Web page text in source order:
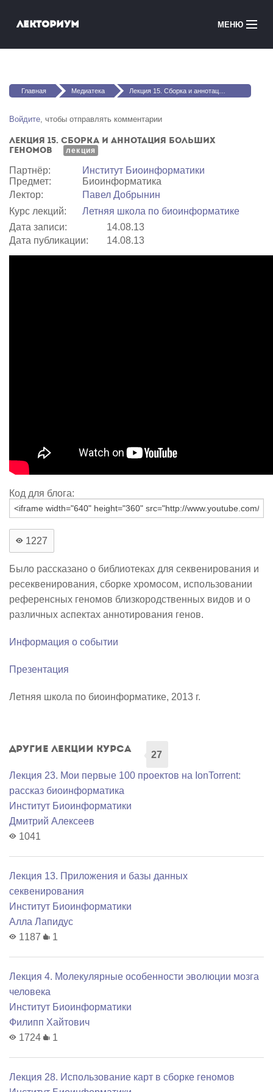
Лекториум МЕНЮ
Медиатека
Courses in English
Войти
Вы здесь
Главная Медиатека Лекция 15. Сборка и аннотация больших геномов
Войдите, чтобы отправлять комментарии
Лекция 15. Сборка и аннотация больших
геномов
лекция
Партнёр:
Институт Биоинформатики
Предмет:
Биоинформатика
Лектор:
Павел Добрынин
Курс лекций:
Летняя школа по биоинформатике
Дата записи:
14.08.13
Дата публикации:
14.08.13
Код для блога:
1227
Было рассказано о библиотеках для секвенирования и
ресеквенирования, сборке хромосом, использовании
референсных геномов близкородственных видов и о
различных аспектах аннотирования генов.
Информация о событии
Презентация
Летняя школа по биоинформатике, 2013 г.
Другие лекции курса
27
Лекция 23. Мои первые 100 проектов на IonTorrent:
рассказ биоинформатика
Институт Биоинформатики
Дмитрий Алексеев
1041
Лекция 13. Приложения и базы данных
секвенирования
Институт Биоинформатики
Алла Лапидус
1187
1
Лекция 4. Молекулярные особенности эволюции мозга
человека
Институт Биоинформатики
Филипп Хайтович
1724
1
Лекция 28. Использование карт в сборке геномов